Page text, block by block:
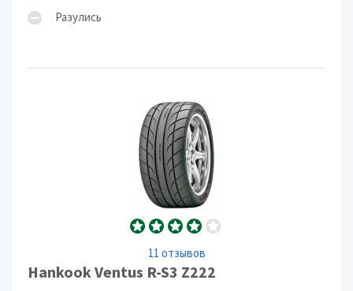
Разулись
11 отзывов
Hankook Ventus R-S3 Z222